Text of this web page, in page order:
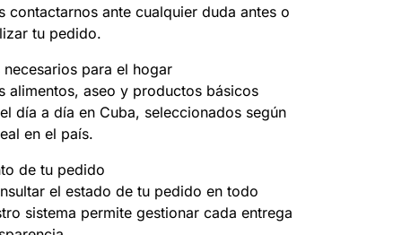
contactarnos ante cualquier duda antes o
tu pedido.
necesarios para el hogar
alimentos, aseo y productos básicos
día a día en Cuba, seleccionados según
en el país.
de tu pedido
el estado de tu pedido en todo
sistema permite gestionar cada entrega